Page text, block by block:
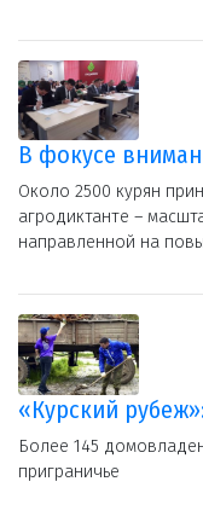
В фокусе
Около 2500 курян
агродиктанте –
направленной на
«Курский
Более 145
приграничье